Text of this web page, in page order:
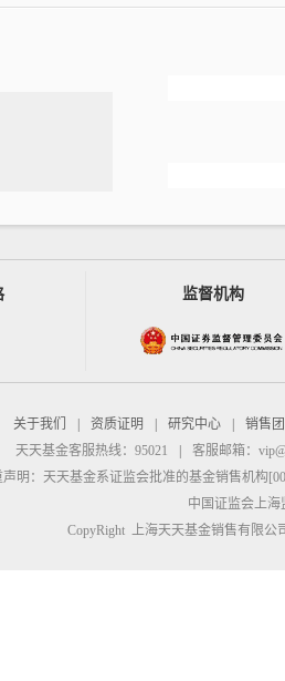
监督机构
关于我们 资质证明 研究中心
销售
天天基金客服热线：95021
客服邮箱：
明： 天天基金系证监会批准的基金销售机构
中国证监会上
CopyRight 上海天天基金销售有限